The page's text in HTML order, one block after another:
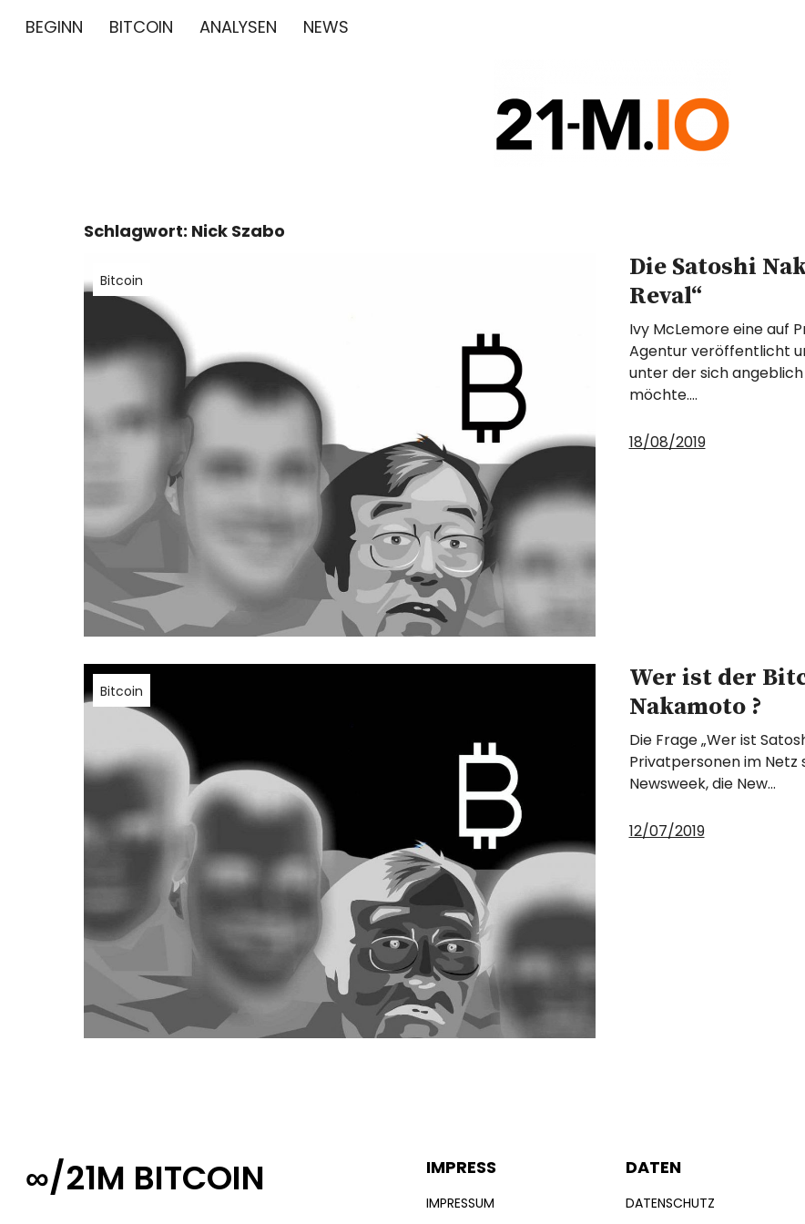
BEGINN BITCOIN ANALYSEN NEWS
∞/21M BITCOIN
Schlagwort: Nick Szabo
Bitcoin
Die Satoshi
Reval“
Ivy McLemore eine auf
Agentur veröffentlicht
unter der sich
möchte.…
18/08/2019
Bitcoin
Wer ist der
Nakamoto ?
Die Frage „Wer ist
Privatpersonen im Netz
Newsweek, die New…
12/07/2019
∞/21M BITCOIN IMPRESS
IMPRESSUM
DATEN
DATENSCHUTZ